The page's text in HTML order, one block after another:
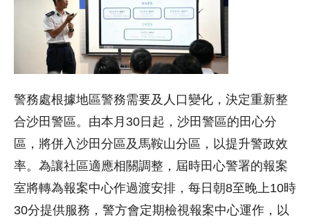
警務處根據地區警務需要及人口變化，決定重新整
合沙田警區。由本月30日起，沙田警區的田心分
區，將併入沙田分區及馬鞍山分區，以提升警政效
率。為讓社區適應相關調整，屆時田心警署的報案
室將轉為報案中心作過渡安排，每日朝8至晚上10時
30分提供服務，警方會定期檢視報案中心運作，以